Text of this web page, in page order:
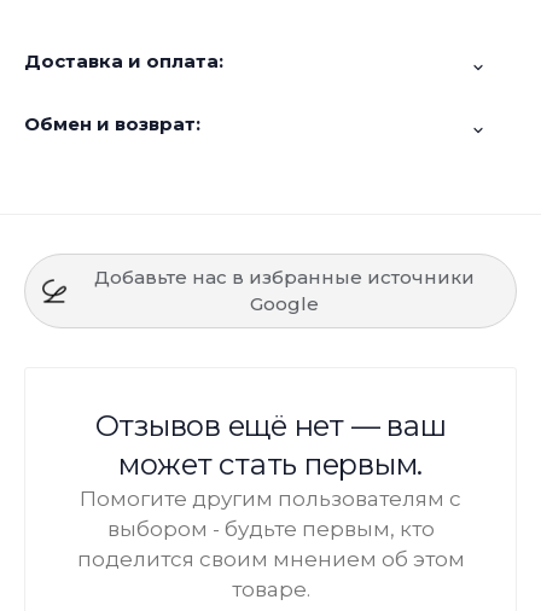
Доставка и оплата:
Обмен и возврат:
Добавьте нас в избранные источники
Google
Отзывов ещё нет — ваш
может стать первым.
Помогите другим пользователям с
выбором - будьте первым, кто
поделится своим мнением об этом
товаре.